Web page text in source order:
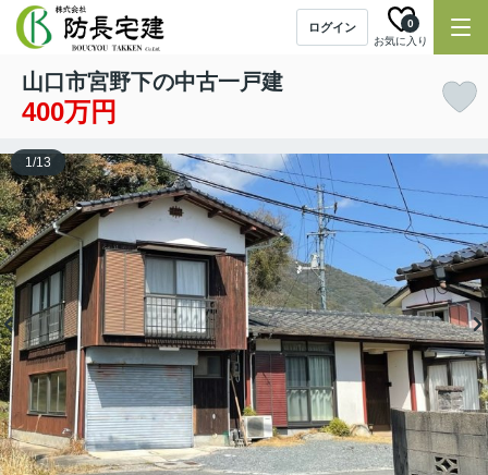
ログイン
お気に入り
0
山口市宮野下の中古一戸建
400万円
1/13